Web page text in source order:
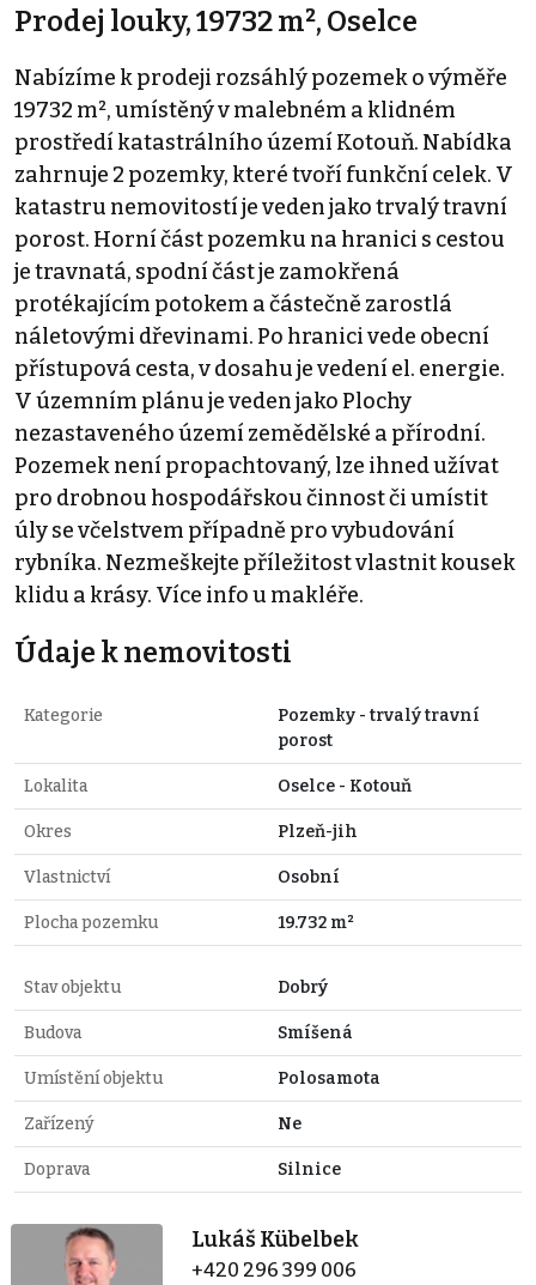
Prodej louky, 19732 m², Oselce
Nabízíme k prodeji rozsáhlý pozemek o výměře
19732 m², umístěný v malebném a klidném
prostředí katastrálního území Kotouň. Nabídka
zahrnuje 2 pozemky, které tvoří funkční celek. V
katastru nemovitostí je veden jako trvalý travní
porost. Horní část pozemku na hranici s cestou
je travnatá, spodní část je zamokřená
protékajícím potokem a částečně zarostlá
náletovými dřevinami. Po hranici vede obecní
přístupová cesta, v dosahu je vedení el. energie.
V územním plánu je veden jako Plochy
nezastaveného území zemědělské a přírodní.
Pozemek není propachtovaný, lze ihned užívat
pro drobnou hospodářskou činnost či umístit
úly se včelstvem případně pro vybudování
rybníka. Nezmeškejte příležitost vlastnit kousek
klidu a krásy. Více info u makléře.
Údaje k nemovitosti
Kategorie
Pozemky - trvalý travní
porost
Lokalita Oselce - Kotouň
Okres Plzeň-jih
Vlastnictví Osobní
Plocha pozemku 19.732 m²
Stav objektu Dobrý
Budova Smíšená
Umístění objektu Polosamota
Zařízený Ne
Doprava Silnice
Lukáš Kübelbek
+420 296 399 006